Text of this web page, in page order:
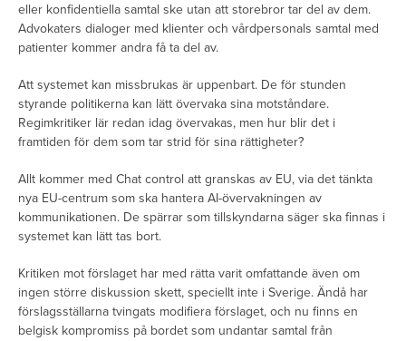
eller konfidentiella samtal ske utan att storebror tar del av dem.
Advokaters dialoger med klienter och vårdpersonals samtal med
patienter kommer andra få ta del av.
Att systemet kan missbrukas är uppenbart. De för stunden
styrande politikerna kan lätt övervaka sina motståndare.
Regimkritiker lär redan idag övervakas, men hur blir det i
framtiden för dem som tar strid för sina rättigheter?
Allt kommer med Chat control att granskas av EU, via det tänkta
nya EU-centrum som ska hantera AI-övervakningen av
kommunikationen. De spärrar som tillskyndarna säger ska finnas i
systemet kan lätt tas bort.
Kritiken mot förslaget har med rätta varit omfattande även om
ingen större diskussion skett, speciellt inte i Sverige. Ändå har
förslagsställarna tvingats modifiera förslaget, och nu finns en
belgisk kompromiss på bordet som undantar samtal från